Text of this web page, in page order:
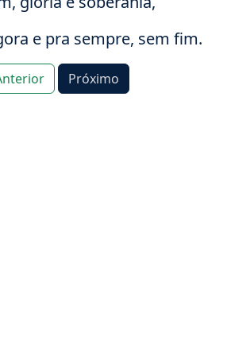
e pra sempre, sem fim.
Próximo